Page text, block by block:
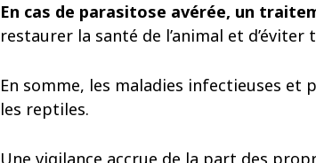
En cas de parasitose avérée, un
restaurer la santé de l’animal et
En somme, les maladies infectieuses
les reptiles.
Une vigilance accrue de la part des